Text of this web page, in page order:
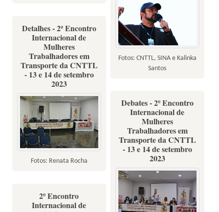
Fotos: CNTTL, SINA e Kalinka
Santos
Detalhes - 2º Encontro
Internacional de
Mulheres
Trabalhadores em
Transporte da CNTTL
- 13 e 14 de setembro
2023
Fotos: Renata Rocha
Debates - 2º Encontro
Internacional de
Mulheres
Trabalhadores em
Transporte da CNTTL
- 13 e 14 de setembro
2023
2º Encontro
Internacional de